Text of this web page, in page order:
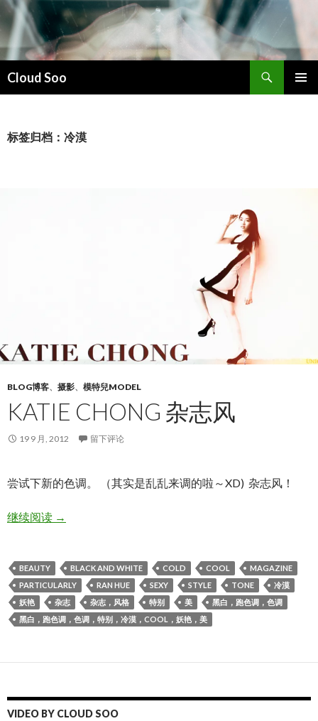
Cloud Soo
索
文
标签归档：冷漠
BLOG博客、 摄影、 模特兒MODEL
KATIE CHONG 杂志风
19 9 月, 2012 留下评论
尝试下新的色调。 （其实是乱乱来调的啦～XD) 杂志风！
继续阅读KATIE CHONG 杂志风
→
BEAUTY BLACK AND WHITE COLD COOL
MAGAZINE
PARTICULARLY
RAN HUE SEXY STYLE TONE
冷漠
妖艳
杂志 杂志，风格 特别 美
黑白，跑色调，色调
黑白，跑色调，色调，特别，冷漠，COOL，妖艳，美
VIDEO BY CLOUD SOO